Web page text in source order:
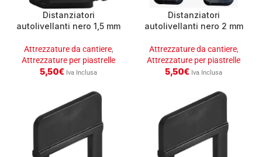
Distanziatori
autolivellanti nero 1,5 mm
Attrezzature da cantiere,
Attrezzature per piastrelle
5,50€ Iva Inclusa
Distanziatori
autolivellanti nero 2 mm
Attrezzature da cantiere,
Attrezzature per piastrelle
5,50€ Iva Inclusa